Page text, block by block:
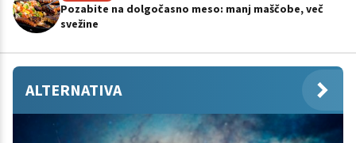
Pozabite na dolgočasno meso: manj maščobe, več
svežine
ALTERNATIVA